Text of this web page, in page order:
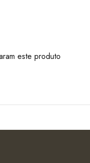
este produto